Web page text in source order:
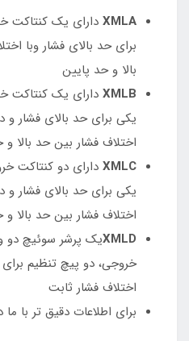
XMLA دارای یک کنتاکت
برای حد بالای فشار وبا
بالا و حد پایین
XMLB دارای یک کنتاکت
یکی برای حد بالای فشار و
اختلاف فشار بین حد بالا
XMLC دارای دو کنتاکت
یکی برای حد بالای فشار و
اختلاف فشار بین حد بالا
XMLDیک پرشر سوئیچ دو
خروجی، دو پیچ تنظیم برای
اختلاف فشار ثابت
برای اطلاعات دقیق تر با ما